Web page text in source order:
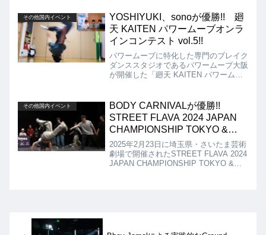
は、kicks carnivalが優勝となりました!!
その他国内イベント
YOSHIYUKI、sonoが優勝!! 廻
天 KAITEN パワームーブオンラ
インコンテスト vol.5!!
パワームーブに特化した専門のブレイク
ダンススタジオであるパワームーブ大阪
が開催した「廻天 KAITEN パワームー
YOSHIYUKI、一般の部がsonoとなりま
した!!
その他国内イベント
BODY CARNIVALが優勝!!
STREET FLAVA 2024 JAPAN
CHAMPIONSHIP TOKYO &
FINAL!!【Crew】
2025年2月23日に埼玉県・さいたま芸術
劇場で開催されたSTREET FLAVA 2024
JAPAN CHAMPIONSHIP TOKYO &